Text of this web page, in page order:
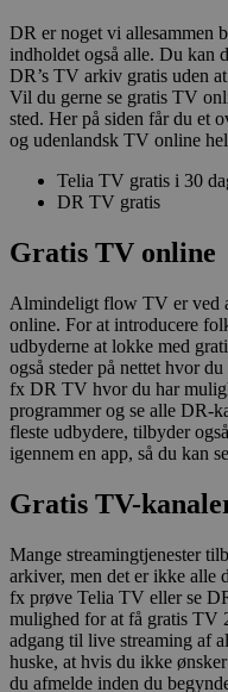
DR er noget vi allesammen
indholdet også alle. Du kan
DR’s TV arkiv gratis uden
Vil du gerne se gratis TV
sted. Her på siden får du et
og udenlandsk TV online
Telia TV gratis i 30
DR TV gratis
Gratis TV online
Almindeligt flow TV er ved
online. For at introducere
udbyderne at lokke med
også steder på nettet hvor
fx DR TV hvor du har
programmer og se alle DR-
fleste udbydere, tilbyder
igennem en app, så du kan
Gratis TV-
Mange streamingtjenester
arkiver, men det er ikke alle
fx prøve Telia TV eller se
mulighed for at få gratis TV
adgang til live streaming af
huske, at hvis du ikke
du afmelde inden du